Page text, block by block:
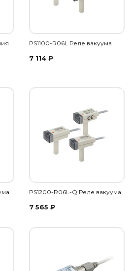
PS1100-R06L Реле вакуума
7 114 ₽
PS1200-R06L-Q Реле вакуума
7 565 ₽